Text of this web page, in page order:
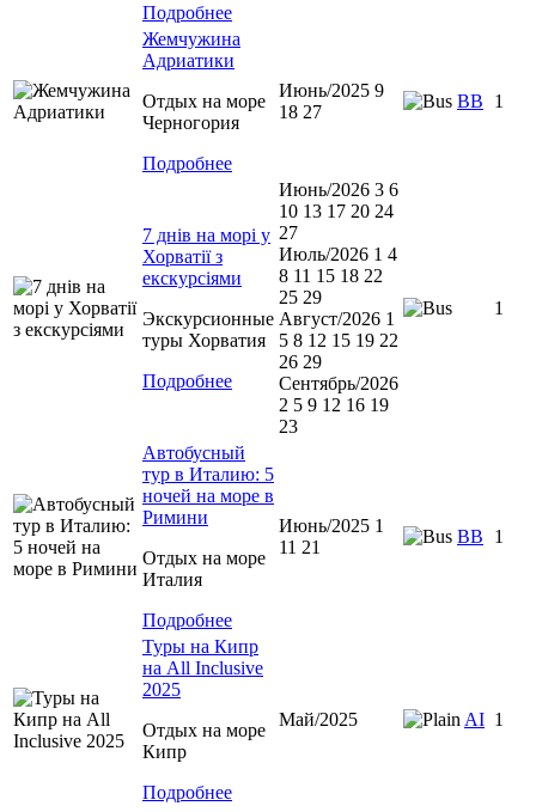
Подробнее
Жемчужина
Адриатики
Отдых на море
Черногория
Подробнее
Июнь/2025 9
18 27
BB 1
7 днів на морі у
Хорватії з
екскурсіями
Экскурсионные
туры Хорватия
Подробнее
Июнь/2026 3 6
10 13 17 20 24
27
Июль/2026 1 4
8 11 15 18 22
25 29
Август/2026 1
5 8 12 15 19 22
26 29
Сентябрь/2026
2 5 9 12 16 19
23
1
Автобусный
тур в Италию: 5
ночей на море в
Римини
Отдых на море
Италия
Подробнее
Июнь/2025 1
11 21
ВВ 1
Туры на Кипр
на All Inclusive
2025
Отдых на море
Кипр
Подробнее
Май/2025 AI 1